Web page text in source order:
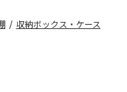
/ 収納ボックス・ケース